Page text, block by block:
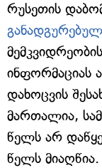
რუსეთის
ინფორმაციას
დახოცვის
მართალია,
წელს არ
წელს მიაღწია.